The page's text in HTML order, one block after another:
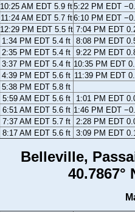
10:25 AM EDT 5.9 ft5:22 PM EDT
11:24 AM EDT 5.7 ft6:10 PM EDT
12:29 PM EDT 5.5 ft 7:04 PM EDT
1:34 PM EDT 5.4 ft 8:08 PM EDT
2:35 PM EDT 5.4 ft 9:22 PM EDT
3:37 PM EDT 5.4 ft 10:35 PM EDT
4:39 PM EDT 5.6 ft 11:39 PM EDT
5:38 PM EDT 5.8 ft
5:59 AM EDT 5.6 ft 1:01 PM EDT
6:51 AM EDT 5.6 ft 1:46 PM EDT
7:37 AM EDT 5.7 ft 2:28 PM EDT
8:17 AM EDT 5.6 ft 3:09 PM EDT
Belleville,
40.7867°